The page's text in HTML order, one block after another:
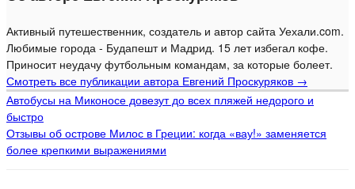
Активный путешественник, создатель и автор сайта Уехали.com.
Любимые города - Будапешт и Мадрид. 15 лет избегал кофе.
Приносит неудачу футбольным командам, за которые болеет.
Смотреть все публикации автора Евгений Проскуряков →
Автобусы на Миконосе довезут до всех пляжей недорого и
быстро
Отзывы об острове Милос в Греции: когда «вау!» заменяется
более крепкими выражениями